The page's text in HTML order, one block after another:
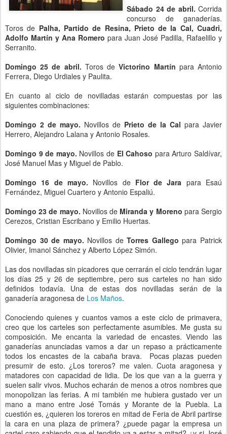
Sábado 24 de abril. Corrida
concurso de ganaderías.
Toros de Palha, Partido de Resina, Prieto de la Cal, Cuadri,
Adolfo Martín y Ana Romero para Juan José Padilla, Rafaelillo y
Serranito.
Domingo 25 de abril. Toros deVictorino Martín para Antonio
Ferrera, Diego Urdiales y Paulita.
En cuanto al ciclo de novilladas estarán compuestas por las
siguientes combinaciones:
Domingo 2 de mayo. Novillos de Prieto de la Cal para Javier
Herrero, Alejandro Lalana y Antonio Rosales.
Domingo 9 de mayo. Novillos de El Cahoso para Arturo Saldívar,
José Manuel Mas y Miguel de Pablo.
Domingo 16 de mayo. Novillos de Flor de Jara para Esaú
Fernández, Miguel Cuartero y Antonio Espaliú.
Domingo 23 de mayo. Novillos de Miranda y Moreno para Sergio
Cerezos, Cristian Escribano y Emilio Huertas.
Domingo 30 de mayo. Novillos deTorres Gallego para Patrick
Olivier, Imanol Sánchez y Alberto López Simón.
Las dos novilladas sin picadores que cerrarán el ciclo tendrán lugar
los días 25 y 26 de septiembre, pero sus carteles no han sido
definidos todavía. Una de estas dos novilladas serán de la
ganadería aragonesa de Los Maños.
Conociendo quienes y cuantos vamos a este ciclo de primavera,
creo que los carteles son perfectamente asumibles. Me gusta su
composición. Me encanta la variedad de encastes. Viendo las
ganaderías anunciadas vamos a dar un repaso a prácticamente
todos los encastes de la cabaña brava. Pocas plazas pueden
presumir de esto. ¿Los toreros? me valen. Cuota aragonesa y
matadores con capacidad de lidia. De los que van a la guerra y
suelen salir vivos. Muchos echarán de menos a otros nombres que
monopolizan las ferias. A mi también me hubiera gustado ver un
mano a mano entre José Tomás y Morante de la Puebla. La
cuestión es, ¿quieren los toreros en mitad de Feria de Abril partirse
la cara en una plaza de primera? ¿puede pagar la empresa un